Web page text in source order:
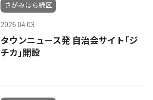
さがみはら緑区
2026.04.03
タウンニュース発 自治会サイト｢ジ
チカ｣開設